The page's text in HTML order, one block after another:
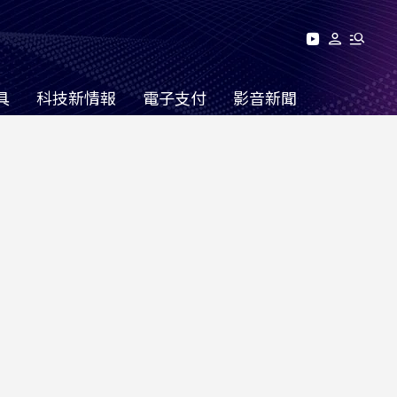
科技新情報 電子支付 影音新聞